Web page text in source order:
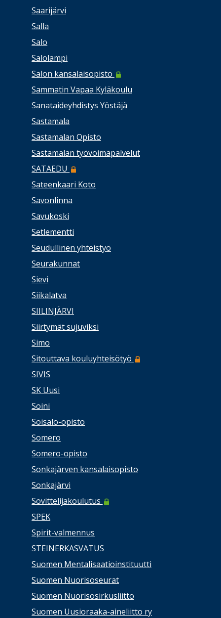
Saarijärvi
Salla
Salo
Salolampi
Salon kansalaisopisto
Sammatin Vapaa Kyläkoulu
Sanataideyhdistys Yöstäjä
Sastamala
Sastamalan Opisto
Sastamalan työvoimapalvelut
SATAEDU
Sateenkaari Koto
Savonlinna
Savukoski
Setlementti
Seudullinen yhteistyö
Seurakunnat
Sievi
Siikalatva
SIILINJÄRVI
Siirtymät sujuviksi
Simo
Sitouttava kouluyhteisötyö
SIVIS
SK Uusi
Soini
Soisalo-opisto
Somero
Somero-opisto
Sonkajärven kansalaisopisto
Sonkajärvi
Sovittelijakoulutus
SPEK
Spirit-valmennus
STEINERKASVATUS
Suomen Mentalisaatioinstituutti
Suomen Nuorisoseurat
Suomen Nuorisosirkusliitto
Suomen Uusioraaka-aineliitto ry